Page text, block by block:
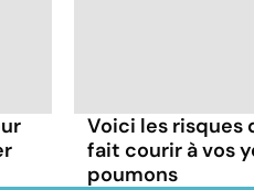
Voici les risques
fait courir à vos
poumons